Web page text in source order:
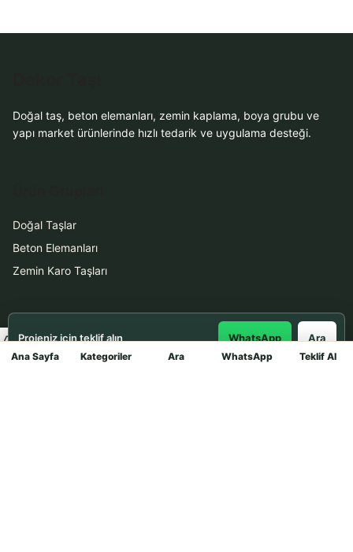
Ana Sayfa Kategoriler Ara WhatsApp Teklif Al
Doğal taş, beton elemanları, zemin kaplama, boya grubu ve
yapı market ürünlerinde hızlı tedarik ve uygulama desteği.
Doğal Taşlar
Beton Elemanları
Zemin Karo Taşları
Hizmetler
Uygulama
Projeniz için teklif alın WhatsApp Ara